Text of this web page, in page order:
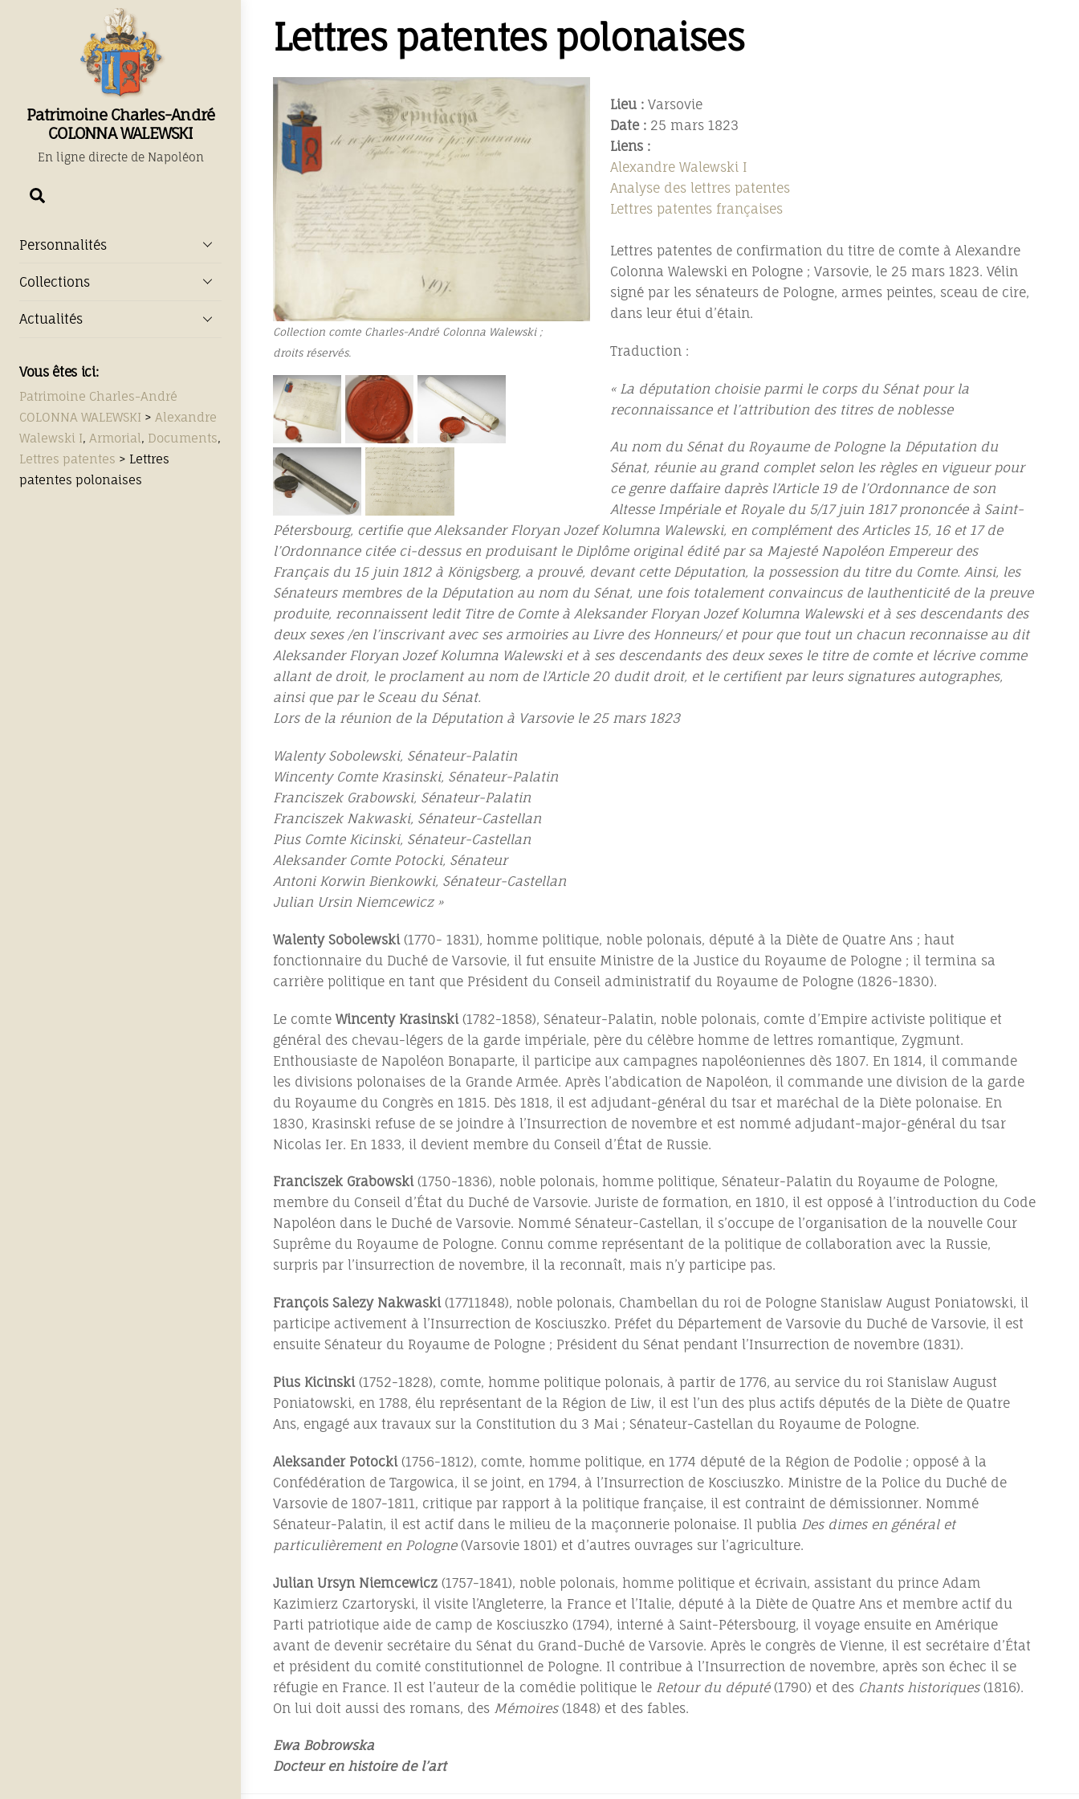
Patrimoine Charles-André
COLONNA WALEWSKI
En ligne directe de Napoléon
Personnalités
Collections
Actualités
Vous êtes ici:
Patrimoine Charles-André
COLONNA WALEWSKI > Alexandre
Walewski I, Armorial, Documents,
Lettres patentes > Lettres
patentes polonaises
Lettres patentes polonaises
Collection comte Charles-André Colonna Walewski ;
droits réservés.
Lieu : Varsovie
Date : 25 mars 1823
Liens :
Alexandre Walewski I
Analyse des lettres patentes
Lettres patentes françaises
Lettres patentes de confirmation du titre de comte à Alexandre
Colonna Walewski en Pologne ; Varsovie, le 25 mars 1823. Vélin
signé par les sénateurs de Pologne, armes peintes, sceau de cire,
dans leur étui d’étain.
Traduction :
« La députation choisie parmi le corps du Sénat pour la
reconnaissance et l’attribution des titres de noblesse
Au nom du Sénat du Royaume de Pologne la Députation du
Sénat, réunie au grand complet selon les règles en vigueur pour
ce genre daffaire daprès l’Article 19 de l’Ordonnance de son
Altesse Impériale et Royale du 5/17 juin 1817 prononcée à Saint-
Pétersbourg, certifie que Aleksander Floryan Jozef Kolumna Walewski, en complément des Articles 15, 16 et 17 de
l’Ordonnance citée ci-dessus en produisant le Diplôme original édité par sa Majesté Napoléon Empereur des
Français du 15 juin 1812 à Königsberg, a prouvé, devant cette Députation, la possession du titre du Comte. Ainsi, les
Sénateurs membres de la Députation au nom du Sénat, une fois totalement convaincus de lauthenticité de la preuve
produite, reconnaissent ledit Titre de Comte à Aleksander Floryan Jozef Kolumna Walewski et à ses descendants des
deux sexes /en l’inscrivant avec ses armoiries au Livre des Honneurs/ et pour que tout un chacun reconnaisse au dit
Aleksander Floryan Jozef Kolumna Walewski et à ses descendants des deux sexes le titre de comte et lécrive comme
allant de droit, le proclament au nom de l’Article 20 dudit droit, et le certifient par leurs signatures autographes,
ainsi que par le Sceau du Sénat.
Lors de la réunion de la Députation à Varsovie le 25 mars 1823
Walenty Sobolewski, Sénateur-Palatin
Wincenty Comte Krasinski, Sénateur-Palatin
Franciszek Grabowski, Sénateur-Palatin
Franciszek Nakwaski, Sénateur-Castellan
Pius Comte Kicinski, Sénateur-Castellan
Aleksander Comte Potocki, Sénateur
Antoni Korwin Bienkowki, Sénateur-Castellan
Julian Ursin Niemcewicz »
Walenty Sobolewski(1770- 1831), homme politique, noble polonais, député à la Diète de Quatre Ans ; haut
fonctionnaire du Duché de Varsovie, il fut ensuite Ministre de la Justice du Royaume de Pologne ; il termina sa
carrière politique en tant que Président du Conseil administratif du Royaume de Pologne (1826-1830).
Le comte Wincenty Krasinski(1782-1858), Sénateur-Palatin, noble polonais, comte d’Empire activiste politique et
général des chevau-légers de la garde impériale, père du célèbre homme de lettres romantique, Zygmunt.
Enthousiaste de Napoléon Bonaparte, il participe aux campagnes napoléoniennes dès 1807. En 1814, il commande
les divisions polonaises de la Grande Armée. Après l’abdication de Napoléon, il commande une division de la garde
du Royaume du Congrès en 1815. Dès 1818, il est adjudant-général du tsar et maréchal de la Diète polonaise. En
1830, Krasinski refuse de se joindre à l’Insurrection de novembre et est nommé adjudant-major-général du tsar
Nicolas Ier. En 1833, il devient membre du Conseil d’État de Russie.
Franciszek Grabowski(1750-1836), noble polonais, homme politique, Sénateur-Palatin du Royaume de Pologne,
membre du Conseil d’État du Duché de Varsovie. Juriste de formation, en 1810, il est opposé à l’introduction du Code
Napoléon dans le Duché de Varsovie. Nommé Sénateur-Castellan, il s’occupe de l’organisation de la nouvelle Cour
Suprême du Royaume de Pologne. Connu comme représentant de la politique de collaboration avec la Russie,
surpris par l’insurrection de novembre, il la reconnaît, mais n’y participe pas.
François Salezy Nakwaski(17711848), noble polonais, Chambellan du roi de Pologne Stanislaw August Poniatowski, il
participe activement à l’Insurrection de Kosciuszko. Préfet du Département de Varsovie du Duché de Varsovie, il est
ensuite Sénateur du Royaume de Pologne ; Président du Sénat pendant l’Insurrection de novembre (1831).
Pius Kicinski(1752-1828), comte, homme politique polonais, à partir de 1776, au service du roi Stanislaw August
Poniatowski, en 1788, élu représentant de la Région de Liw, il est l’un des plus actifs députés de la Diète de Quatre
Ans, engagé aux travaux sur la Constitution du 3 Mai ; Sénateur-Castellan du Royaume de Pologne.
Aleksander Potocki(1756-1812), comte, homme politique, en 1774 député de la Région de Podolie ; opposé à la
Confédération de Targowica, il se joint, en 1794, à l’Insurrection de Kosciuszko. Ministre de la Police du Duché de
Varsovie de 1807-1811, critique par rapport à la politique française, il est contraint de démissionner. Nommé
Sénateur-Palatin, il est actif dans le milieu de la maçonnerie polonaise. Il publia Des dimes en général et
particulièrement en Pologne(Varsovie 1801) et d’autres ouvrages sur l’agriculture.
Julian Ursyn Niemcewicz (1757-1841), noble polonais, homme politique et écrivain, assistant du prince Adam
Kazimierz Czartoryski, il visite l’Angleterre, la France et l’Italie, député à la Diète de Quatre Ans et membre actif du
Parti patriotique aide de camp de Kosciuszko (1794), interné à Saint-Pétersbourg, il voyage ensuite en Amérique
avant de devenir secrétaire du Sénat du Grand-Duché de Varsovie. Après le congrès de Vienne, il est secrétaire d’État
et président du comité constitutionnel de Pologne. Il contribue à l’Insurrection de novembre, après son échec il se
réfugie en France. Il est l’auteur de la comédie politique le Retour du député(1790) et des Chants historiques(1816).
On lui doit aussi des romans, des Mémoires(1848) et des fables.
Ewa Bobrowska
Docteur en histoire de l’art